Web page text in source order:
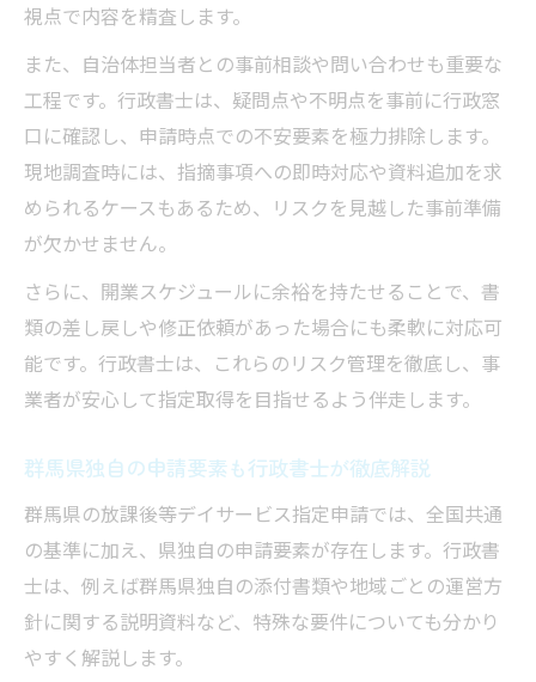
視点で内容を精査します。
また、自治体担当者との事前相談や問い合わせも重要な
工程です。行政書士は、疑問点や不明点を事前に行政窓
口に確認し、申請時点での不安要素を極力排除します。
現地調査時には、指摘事項への即時対応や資料追加を求
められるケースもあるため、リスクを見越した事前準備
が欠かせません。
さらに、開業スケジュールに余裕を持たせることで、書
類の差し戻しや修正依頼があった場合にも柔軟に対応可
能です。行政書士は、これらのリスク管理を徹底し、事
業者が安心して指定取得を目指せるよう伴走します。
群馬県独自の申請要素も行政書士が徹底解説
群馬県の放課後等デイサービス指定申請では、全国共通
の基準に加え、県独自の申請要素が存在します。行政書
士は、例えば群馬県独自の添付書類や地域ごとの運営方
針に関する説明資料など、特殊な要件についても分かり
やすく解説します。